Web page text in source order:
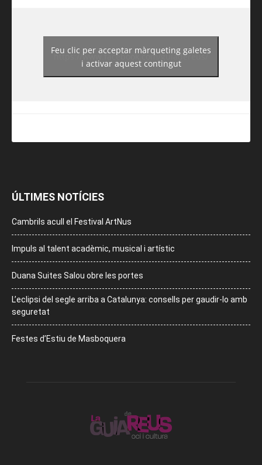
https://www.facebook.com/guiadereus/
Feu clic per acceptar màrqueting galetes
i activar aquest contingut
ÚLTIMES NOTÍCIES
Cambrils acull el Festival ArtNus
Impuls al talent acadèmic, musical i artístic
Duana Suites Salou obre les portes
L’eclipsi del segle arriba a Catalunya: consells per gaudir-lo amb
seguretat
Festes d’Estiu de Masboquera